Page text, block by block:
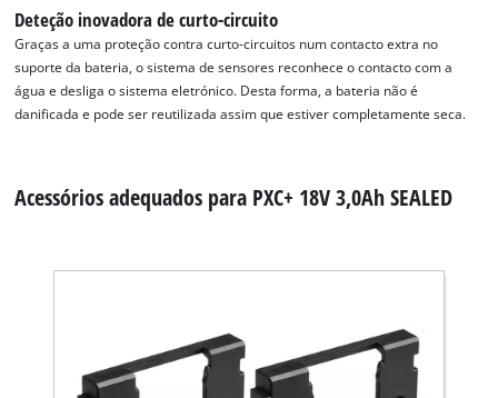
carregar o serviço Google Maps!
This content is not permitted to load due
to trackers that are not disclosed to the
visitor. The website owner needs to setup
Powered byUsercentrics Consent
Deteção inovadora de curto-circuito
Graças a uma proteção contra curto-circuitos num contacto extra no
suporte da bateria, o sistema de sensores reconhece o contacto com a
água e desliga o sistema eletrónico. Desta forma, a bateria não é
danificada e pode ser reutilizada assim que estiver completamente seca.
Acessórios adequados para PXC+ 18V 3,0Ah SEALED